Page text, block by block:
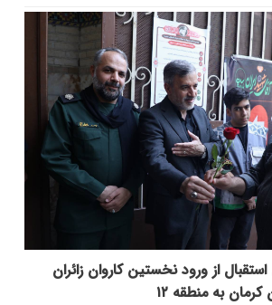
از ورود نخستین کاروان زائران
کرمان به منطقه ۱۲